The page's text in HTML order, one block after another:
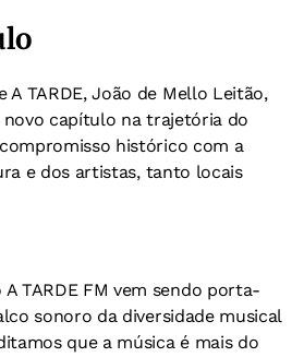
A TARDE, João de Mello Leitão,
capítulo na trajetória do
histórico com a
e dos artistas, tanto locais
A TARDE FM vem sendo porta-
sonoro da diversidade musical
que a música é mais do